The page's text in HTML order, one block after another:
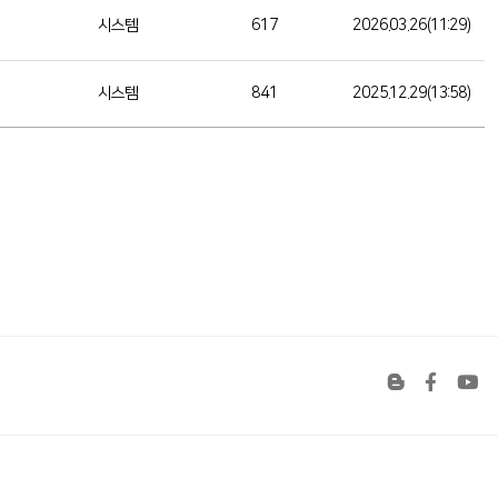
시스템 617 2026.03.26(11:29)
시스템 841 2025.12.29(13:58)